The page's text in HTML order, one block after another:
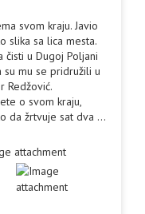
svom kraju. Javio
slika sa lica mesta.
u Dugoj Poljani
su mu se pridružili u
Redžović.
o svom kraju,
da žrtvuje sat dva ...